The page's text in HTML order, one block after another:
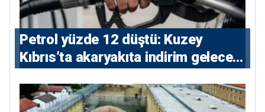
Petrol yüzde 12 düştü: Kuzey
Kıbrıs’ta akaryakıta indirim gelecek